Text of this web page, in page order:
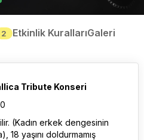
2 Etkinlik KurallarıGaleri
Tribute Konseri
(Kadın erkek dengesinin
18 yaşını doldurmamış